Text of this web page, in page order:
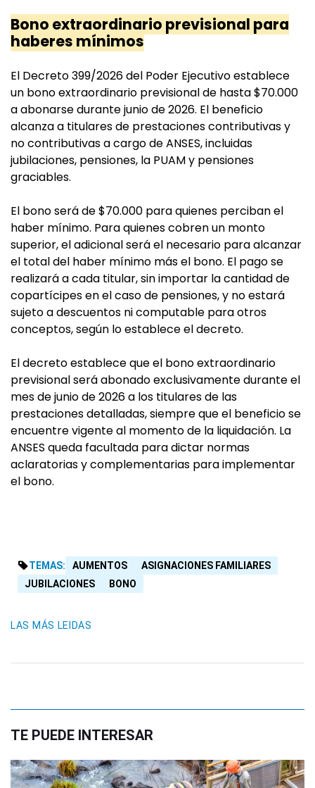
Bono extraordinario previsional para
haberes mínimos
El Decreto 399/2026 del Poder Ejecutivo establece
un bono extraordinario previsional de hasta $70.000
a abonarse durante junio de 2026. El beneficio
alcanza a titulares de prestaciones contributivas y
no contributivas a cargo de ANSES, incluidas
jubilaciones, pensiones, la PUAM y pensiones
graciables.
El bono será de $70.000 para quienes perciban el
haber mínimo. Para quienes cobren un monto
superior, el adicional será el necesario para alcanzar
el total del haber mínimo más el bono. El pago se
realizará a cada titular, sin importar la cantidad de
copartícipes en el caso de pensiones, y no estará
sujeto a descuentos ni computable para otros
conceptos, según lo establece el decreto.
El decreto establece que el bono extraordinario
previsional será abonado exclusivamente durante el
mes de junio de 2026 a los titulares de las
prestaciones detalladas, siempre que el beneficio se
encuentre vigente al momento de la liquidación. La
ANSES queda facultada para dictar normas
aclaratorias y complementarias para implementar
el bono.
TEMAS: AUMENTOS
ASIGNACIONES FAMILIARES
JUBILACIONES
BONO
LAS MÁS LEIDAS
TE PUEDE INTERESAR